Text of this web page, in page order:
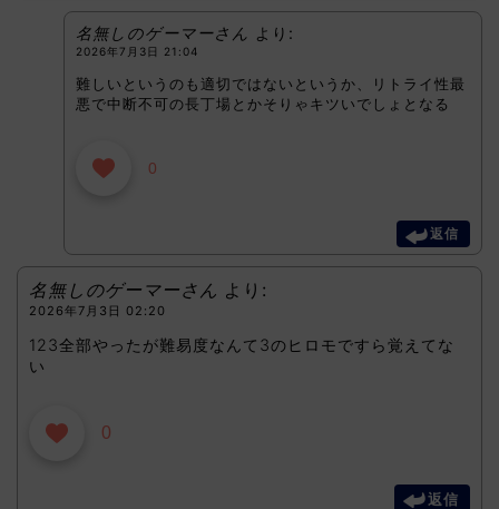
名無しのゲーマーさん より:
2026年7月3日 21:04
難しいというのも適切ではないというか、リトライ性最
悪で中断不可の長丁場とかそりゃキツいでしょとなる
0
返信
名無しのゲーマーさん より:
2026年7月3日 02:20
123全部やったが難易度なんて3のヒロモですら覚えてな
い
0
返信